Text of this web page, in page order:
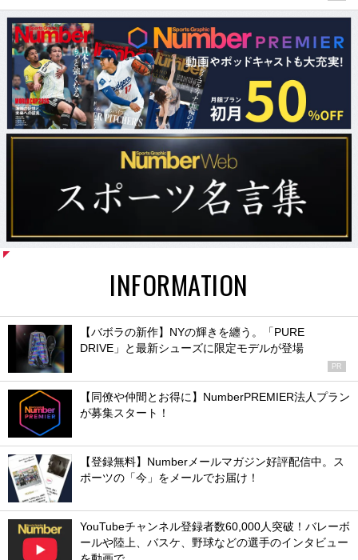
INFORMATION
【バボラの新作】NYの輝きを纏う。「PURE
DRIVE」と最新シューズに限定モデルが登場
PR
【同僚や仲間とお得に】NumberPREMIER法人プラン
が募集スタート！
【登録無料】Numberメールマガジン好評配信中。ス
ポーツの「今」をメールでお届け！
YouTubeチャンネル登録者数60,000人突破！バレーボ
ールや陸上、バスケ、野球などの選手のインタビュー